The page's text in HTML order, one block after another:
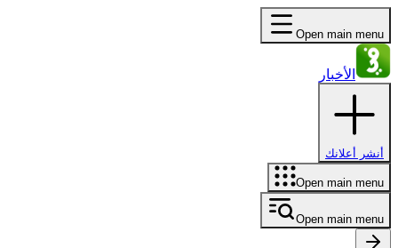
Open main menu
الأخبار
أنشر أعلانك
Open main menu
Open main menu